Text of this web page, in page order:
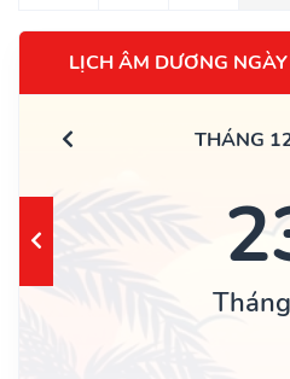
LỊCH ÂM DƯƠNG
THÁNG